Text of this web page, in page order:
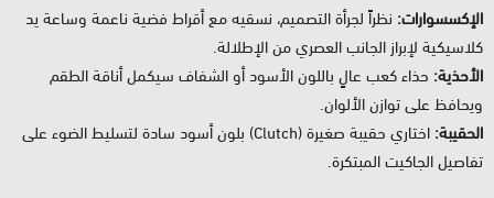
الإكسسوارات: نظراً لجرأة التصميم، نسقيه مع أقراط فضية ناعمة وساعة يد
كلاسيكية لإبراز الجانب العصري من الإطلالة.
الأحذية: حذاء كعب عالٍ باللون الأسود أو الشفاف سيكمل أناقة الطقم
ويحافظ على توازن الألوان.
الحقيبة:
اختاري حقيبة صغيرة (Clutch) بلون أسود سادة لتسليط الضوء على
تفاصيل الجاكيت المبتكرة.